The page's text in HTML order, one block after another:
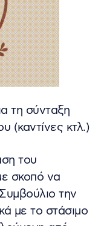
τη σύνταξη
(καντίνες κτλ.)
του
σκοπό να
την
με το στάσιμο